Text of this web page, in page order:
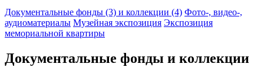
Документальные фонды (3) и коллекции (4) Фото-, видео-,
аудиоматериалы Музейная экспозиция Экспозиция
мемориальной квартиры
Документальные фонды и коллекции